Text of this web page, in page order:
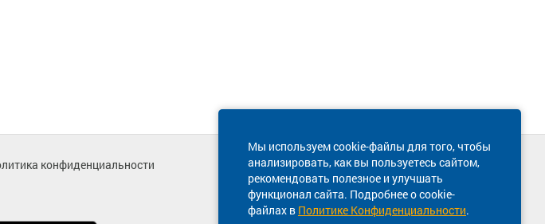
Мы используем cookie-файлы для того, чтобы
анализировать, как вы пользуетесь сайтом,
рекомендовать полезное и улучшать
функционал сайта. Подробнее о cookie-
файлах в Политике Конфиденциальности.
конфиденциальности
Техническая поддержка сайта
8 800 600-03-38